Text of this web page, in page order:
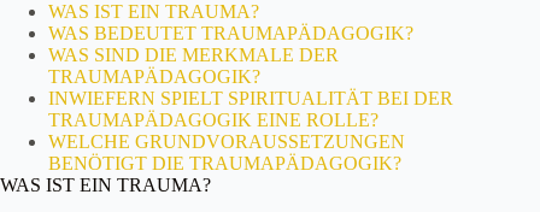
WAS IST EIN TRAUMA?
WAS BEDEUTET TRAUMAPÄDAGOGIK?
WAS SIND DIE MERKMALE DER
TRAUMAPÄDAGOGIK?
INWIEFERN SPIELT SPIRITUALITÄT BEI DER
TRAUMAPÄDAGOGIK EINE ROLLE?
WELCHE GRUNDVORAUSSETZUNGEN
BENÖTIGT DIE TRAUMAPÄDAGOGIK?
WAS IST EIN TRAUMA?